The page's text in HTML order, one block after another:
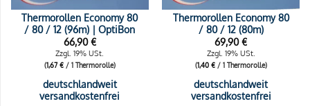
Thermorollen Economy 80
/ 80 / 12 (96m) | OptiBon
66,90€
Zzgl. 19% USt.
(1,67€/ 1 Thermorolle)
deutschlandweit
versandkostenfrei
Thermorollen Economy 80
/ 80 / 12 (80m)
69,90€
Zzgl. 19% USt.
(1,40 €/ 1 Thermorolle)
deutschlandweit
versandkostenfrei